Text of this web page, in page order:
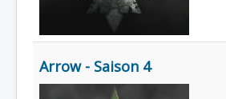
Arrow - Saison 4